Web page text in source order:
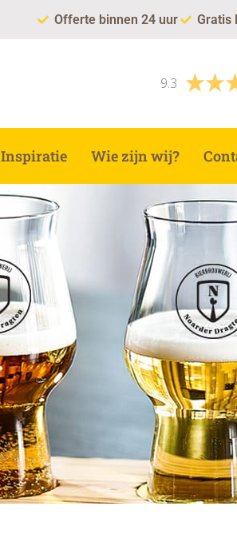
Offerte binnen 24 uur Gratis
9.3
Inspiratie Wie zijn wij?